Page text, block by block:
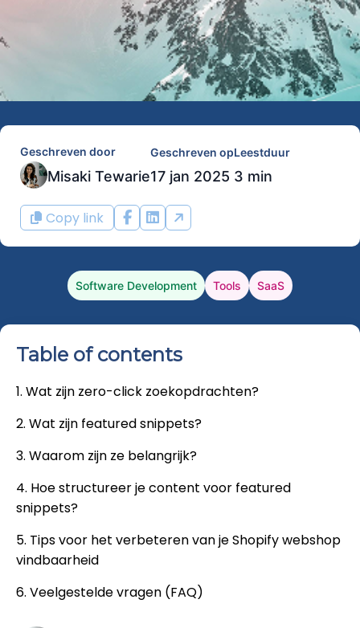
Geschreven door
Misaki Tewarie
Geschreven op
17 jan 2025
Leestduur
3 min
Copy link
Software Development Tools SaaS
Table of contents
1. Wat zijn zero-click zoekopdrachten?
2. Wat zijn featured snippets?
3. Waarom zijn ze belangrijk?
4. Hoe structureer je content voor featured
snippets?
5. Tips voor het verbeteren van je Shopify webshop
vindbaarheid
6. Veelgestelde vragen (FAQ)